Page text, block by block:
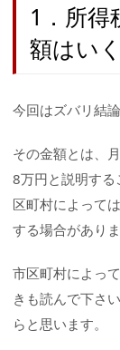
1．所得
額はい
今回はズバリ結
その金額とは、
8万円と説明す
区町村によって
する場合がありま
市区町村によっ
きも読んで下さ
らと思います。